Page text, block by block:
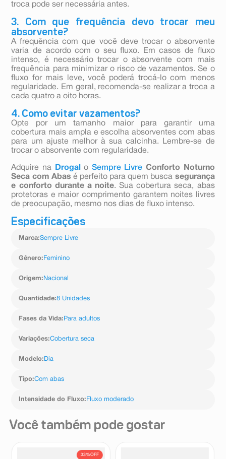
troca pode ser necessária antes.
3. Com que frequência devo trocar meu
absorvente?
A frequência com que você deve trocar o absorvente
varia de acordo com o seu fluxo. Em casos de fluxo
intenso, é necessário trocar o absorvente com mais
frequência para minimizar o risco de vazamentos. Se o
fluxo for mais leve, você poderá trocá-lo com menos
regularidade. Em geral, recomenda-se realizar a troca a
cada quatro a oito horas.
4. Como evitar vazamentos?
Opte por um tamanho maior para garantir uma
cobertura mais ampla e escolha absorventes com abas
para um ajuste melhor à sua calcinha. Lembre-se de
trocar o absorvente com regularidade.
Adquire na Drogal o Sempre LivreConforto Noturno
Seca com Abas é perfeito para quem busca segurança
e conforto durante a noite. Sua cobertura seca, abas
protetoras e maior comprimento garantem noites livres
de preocupação, mesmo nos dias de fluxo intenso.
Especificações
Marca:Sempre Livre
Gênero: Feminino
Origem: Nacional
Quantidade:8 Unidades
Fases da Vida: Para adultos
Variações:Cobertura seca
Modelo: Dia
Tipo:Com abas
Intensidade do Fluxo: Fluxo moderado
Você também pode gostar
33%OFF